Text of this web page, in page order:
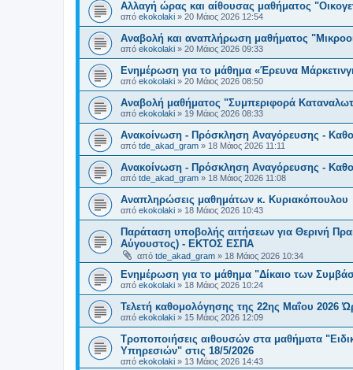
Αλλαγή ώρας και αίθουσας μαθήματος
από ekokolaki » 20 Μάιος 2026 12:54
Αναβολή και αναπλήρωση μαθήματος
από ekokolaki » 20 Μάιος 2026 09:33
Ενημέρωση για το μάθημα «Έρευνα
από ekokolaki » 20 Μάιος 2026 08:50
Αναβολή μαθήματος "Συμπεριφορά
από ekokolaki » 19 Μάιος 2026 08:33
Ανακοίνωση - Πρόσκληση Αναγόρευσης -
από tde_akad_gram » 18 Μάιος 2026 11:11
Ανακοίνωση - Πρόσκληση Αναγόρευσης -
από tde_akad_gram » 18 Μάιος 2026 11:08
Αναπληρώσεις μαθημάτων κ. Κυριακόπουλου
από ekokolaki » 18 Μάιος 2026 10:43
Παράταση υποβολής αιτήσεων για Θερινή
Αύγουστος) - ΕΚΤΟΣ ΕΣΠΑ
από tde_akad_gram » 18 Μάιος 2026 10:34
Ενημέρωση για το μάθημα "Δίκαιο των
από ekokolaki » 18 Μάιος 2026 10:24
Τελετή καθομολόγησης της 22ης Μαΐου 2026
από ekokolaki » 15 Μάιος 2026 12:09
Τροποποιήσεις αιθουσών στα μαθήματα
Υπηρεσιών" στις 18/5/2026
από ekokolaki » 13 Μάιος 2026 14:43